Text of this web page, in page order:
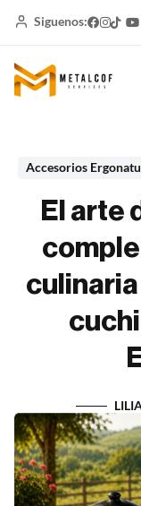
Siguenos:
Accesorios
El arte